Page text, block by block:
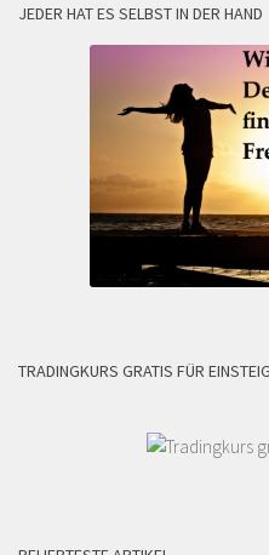
JEDER HAT ES SELBST IN DER HAND
TRADINGKURS GRATIS FÜR